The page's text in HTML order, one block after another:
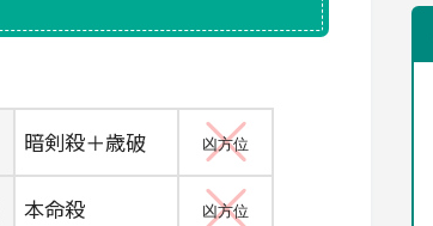
暗剣殺＋歳破 凶方位
本命殺 凶方位